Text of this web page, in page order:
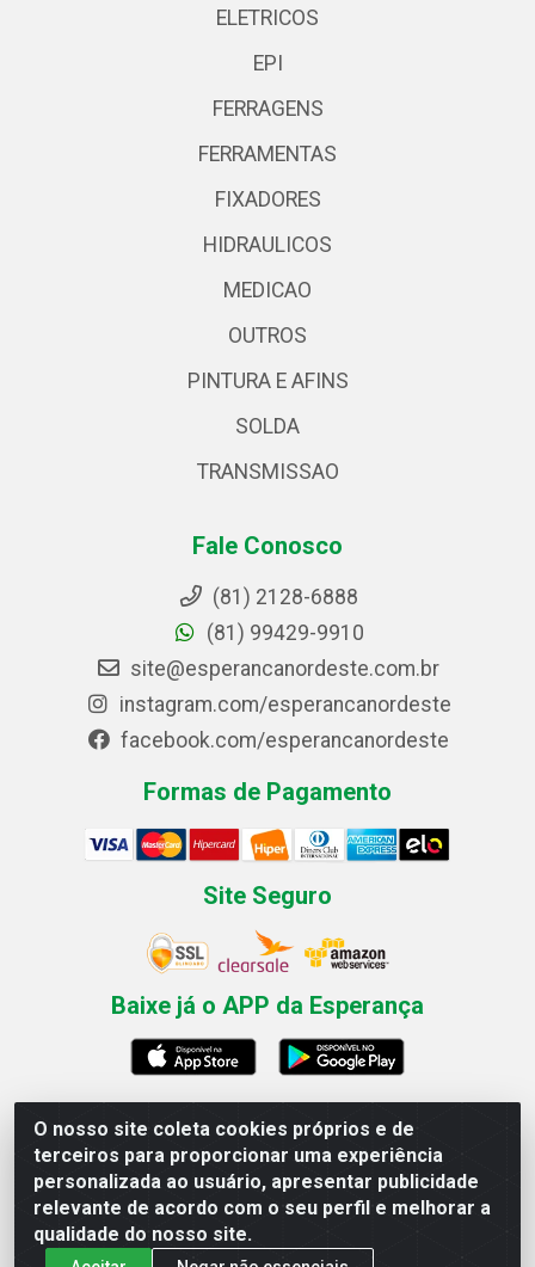
O nosso site coleta cookies próprios e de
terceiros para proporcionar uma experiência
personalizada ao usuário, apresentar publicidade
relevante de acordo com o seu perfil e melhorar a
qualidade do nosso site.
ELETRICOS
EPI
FERRAGENS
FERRAMENTAS
FIXADORES
HIDRAULICOS
MEDICAO
OUTROS
PINTURA E AFINS
SOLDA
TRANSMISSAO
Fale Conosco
(81) 2128-6888
(81) 99429-9910
site@esperancanordeste.com.br
instagram.com/esperancanordeste
facebook.com/esperancanordeste
Formas de Pagamento
Site Seguro
Baixe já o APP da Esperança
Esperança Nordeste - Rua Professor Caldas Filho, 291 -
Estância - Recife / PE CEP: 50771-335 - CNPJ
03.666.136/0001-23